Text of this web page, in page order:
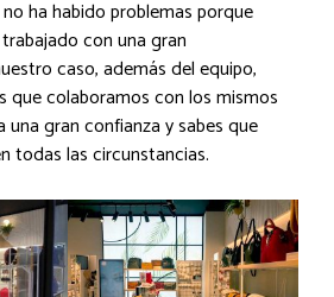
ha habido problemas porque
con una gran
caso, además del equipo,
que colaboramos con los mismos
gran confianza y sabes que
todas las circunstancias.